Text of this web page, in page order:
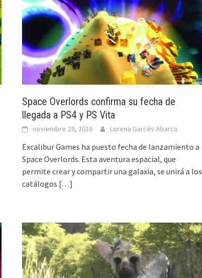
Space Overlords confirma su fecha de
llegada a PS4 y PS Vita
noviembre 29, 2016 Lorena Garcés Abarca
Excalibur Games ha puesto fecha de lanzamiento a
Space Overlords. Esta aventura espacial, que
permite crear y compartir una galaxia, se unirá a los
catálogos […]